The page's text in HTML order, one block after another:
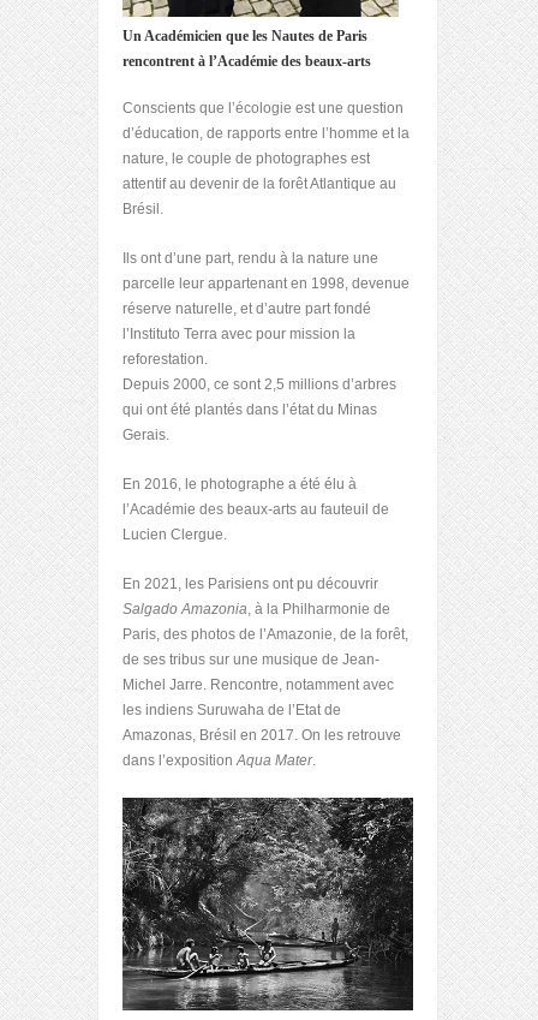
Un Académicien que les Nautes de Paris
rencontrent à l’Académie des beaux-arts
Conscients que l’écologie est une question
d’éducation, de rapports entre l’homme et la
nature, le couple de photographes est
attentif au devenir de la forêt Atlantique au
Brésil.
Ils ont d’une part, rendu à la nature une
parcelle leur appartenant en 1998, devenue
réserve naturelle, et d’autre part fondé
l’Instituto Terra avec pour mission la
reforestation.
Depuis 2000, ce sont 2,5 millions d’arbres
qui ont été plantés dans l’état du Minas
Gerais.
En 2016, le photographe a été élu à
l’Académie des beaux-arts au fauteuil de
Lucien Clergue.
En 2021, les Parisiens ont pu découvrir
Salgado Amazonia, à la Philharmonie de
Paris, des photos de l’Amazonie, de la forêt,
de ses tribus sur une musique de Jean-
Michel Jarre. Rencontre, notamment avec
les indiens Suruwaha de l’Etat de
Amazonas, Brésil en 2017. On les retrouve
dans l’exposition Aqua Mater.